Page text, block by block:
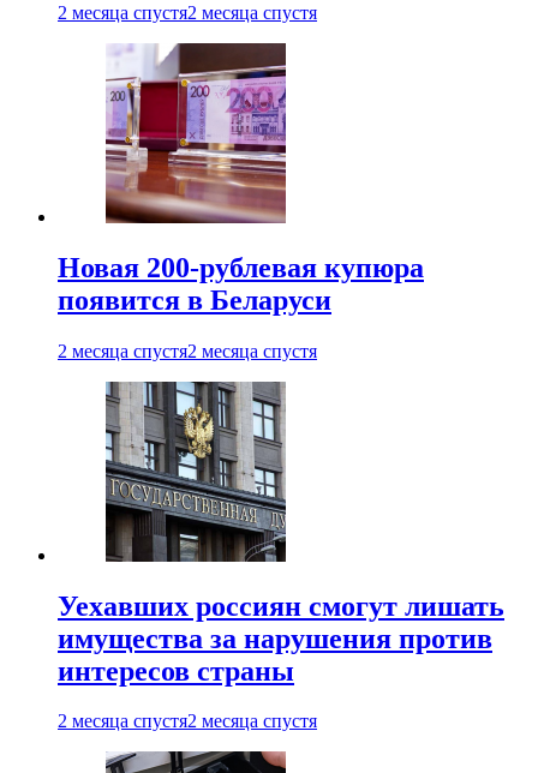
2 месяца спустя2 месяца спустя
Новая 200-рублевая купюра
появится в Беларуси
2 месяца спустя2 месяца спустя
Уехавших россиян смогут лишать
имущества за нарушения против
интересов страны
2 месяца спустя2 месяца спустя